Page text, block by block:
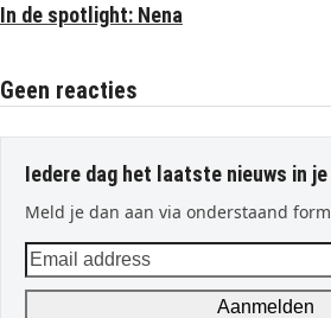
In de spotlight: Nena
Geen reacties
Iedere dag het laatste nieuws in je
Meld je dan aan via onderstaand
Email
address
Aanmelden